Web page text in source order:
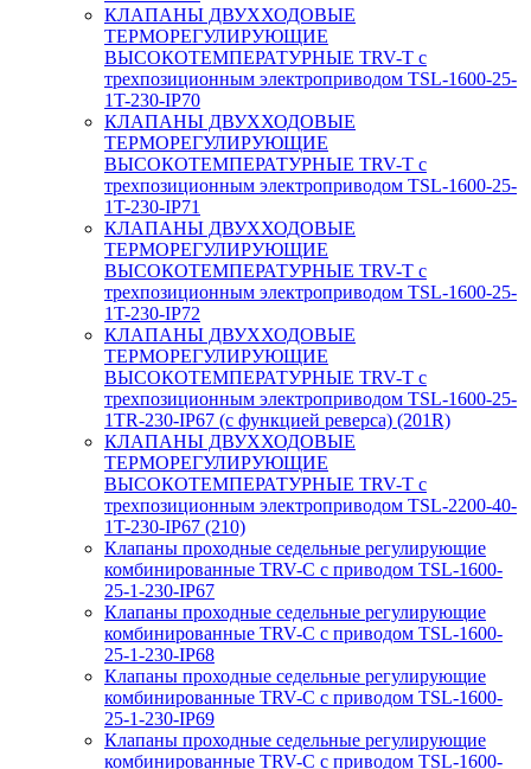
КЛАПАНЫ ДВУХХОДОВЫЕ
ТЕРМОРЕГУЛИРУЮЩИЕ
ВЫСОКОТЕМПЕРАТУРНЫЕ TRV-T с
трехпозиционным электроприводом TSL-1600-25-
1T-230-IP70
КЛАПАНЫ ДВУХХОДОВЫЕ
ТЕРМОРЕГУЛИРУЮЩИЕ
ВЫСОКОТЕМПЕРАТУРНЫЕ TRV-T с
трехпозиционным электроприводом TSL-1600-25-
1T-230-IP71
КЛАПАНЫ ДВУХХОДОВЫЕ
ТЕРМОРЕГУЛИРУЮЩИЕ
ВЫСОКОТЕМПЕРАТУРНЫЕ TRV-T с
трехпозиционным электроприводом TSL-1600-25-
1T-230-IP72
КЛАПАНЫ ДВУХХОДОВЫЕ
ТЕРМОРЕГУЛИРУЮЩИЕ
ВЫСОКОТЕМПЕРАТУРНЫЕ TRV-T с
трехпозиционным электроприводом TSL-1600-25-
1TR-230-IP67 (с функцией реверса) (201R)
КЛАПАНЫ ДВУХХОДОВЫЕ
ТЕРМОРЕГУЛИРУЮЩИЕ
ВЫСОКОТЕМПЕРАТУРНЫЕ TRV-T с
трехпозиционным электроприводом TSL-2200-40-
1T-230-IP67 (210)
Клапаны проходные седельные регулирующие
комбинированные TRV-С с приводом TSL-1600-
25-1-230-IP67
Клапаны проходные седельные регулирующие
комбинированные TRV-С с приводом TSL-1600-
25-1-230-IP68
Клапаны проходные седельные регулирующие
комбинированные TRV-С с приводом TSL-1600-
25-1-230-IP69
Клапаны проходные седельные регулирующие
комбинированные TRV-С с приводом TSL-1600-